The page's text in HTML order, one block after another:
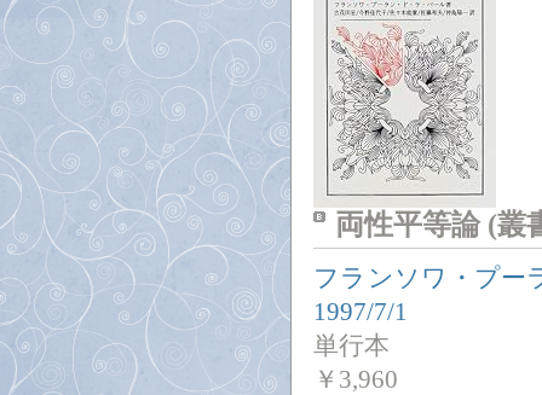
両性平等論 (叢
フランソワ・プー
1997/7/1
単行本
￥ 3,960